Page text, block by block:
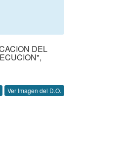
DEL
Ver Imagen del D.O.